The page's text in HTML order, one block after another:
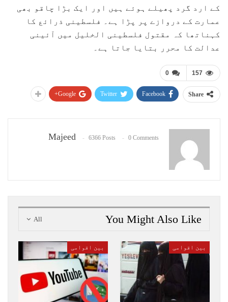
کے ارد گرد پھیلے ہوئے ہیں اور ایک بڑا چاقو بھی
عمارت کے دروازے پر پڑا ہے۔ فلسطینی ذرائع کا
کہناتھا کہ مقتول فلسطینی الخلیل میں آئینی
عدالت کا محرر بتایا جاتا ہے۔
0 157
Share
Facebook
Twitter
Google+
Majeed 6366 Posts 0 Comments
All You Might Also Like
بین اقوامی بین اقوامی